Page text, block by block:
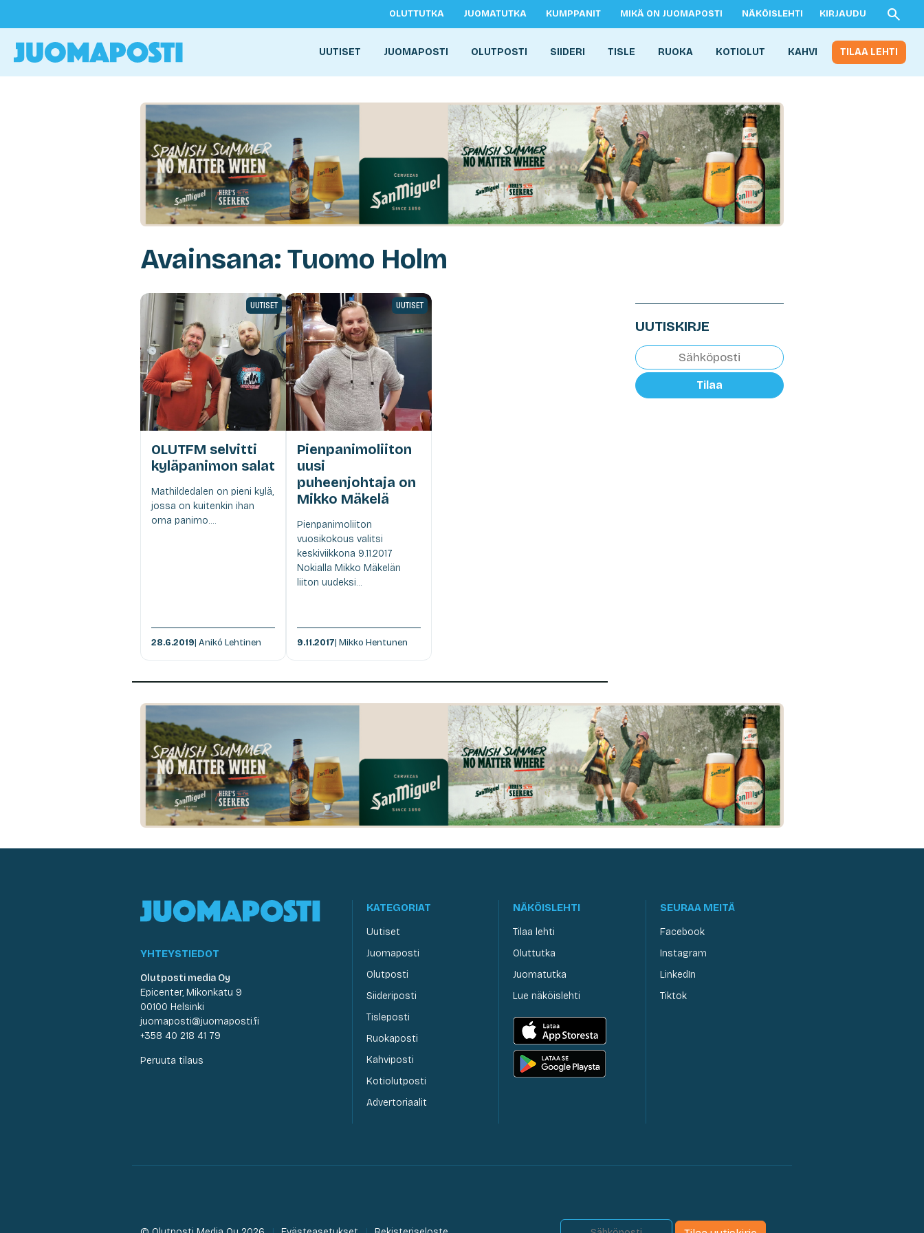
OLUTTUTKA JUOMATUTKA KUMPPANIT MIKÄ ON JUOMAPOSTI NÄKÖISLEHTI KIRJAUDU
UUTISET JUOMAPOSTI OLUTPOSTI SIIDERI TISLE RUOKA KOTIOLUT KAHVI TILAA LEHTI
Avainsana: Tuomo Holm
UUTISET
OLUTFM selvitti
kyläpanimon salat
Mathildedalen on pieni kylä,
jossa on kuitenkin ihan
oma panimo....
28.6.2019| Anikó Lehtinen
UUTISET
Pienpanimoliiton
uusi
puheenjohtaja on
Mikko Mäkelä
Pienpanimoliiton
vuosikokous valitsi
keskiviikkona 9.11.2017
Nokialla Mikko Mäkelän
liiton uudeksi...
9.11.2017| Mikko Hentunen
UUTISKIRJE
Tilaa
YHTEYSTIEDOT
Olutposti media Oy
Epicenter, Mikonkatu 9
00100 Helsinki
juomaposti@juomaposti.fi
+358 40 218 41 79
Peruuta tilaus
KATEGORIAT
Uutiset
Juomaposti
Olutposti
Siideriposti
Tisleposti
Ruokaposti
Kahviposti
Kotiolutposti
Advertoriaalit
NÄKÖISLEHTI
Tilaa lehti
Oluttutka
Juomatutka
Lue näköislehti
SEURAA MEITÄ
Facebook
Instagram
LinkedIn
Tiktok